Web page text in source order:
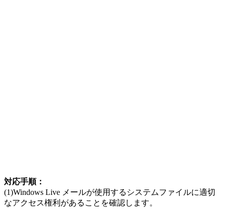
対応手順：
(1)Windows Live メールが使用するシステムファイルに適切
なアクセス権利があることを確認します。